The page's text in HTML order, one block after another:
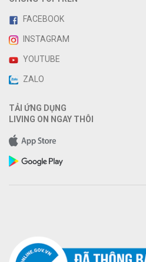
FACEBOOK
INSTAGRAM
YOUTUBE
ZALO
TẢI ỨNG DỤNG
LIVING ON NGAY THÔI